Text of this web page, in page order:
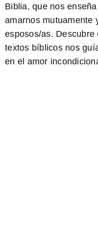
Biblia, que nos
amarnos mutuamente
esposos/as.
textos bíblicosnos
en el amor